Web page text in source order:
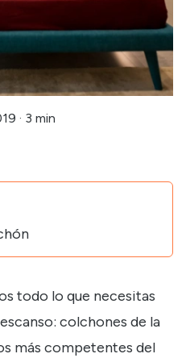
· 3 min
todo lo que necesitas
colchones de la
más competentes del